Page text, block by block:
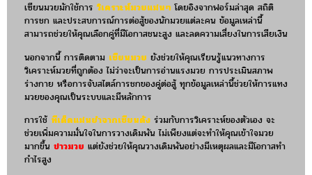
เซียนมวยมักใช้การ วิเคราะห์มวยแม่นๆ โดยอิงจากฟอร์มล่าสุด สถิติ
การชก และประสบการณ์การต่อสู้ของนักมวยแต่ละคน ข้อมูลเหล่านี้
สามารถช่วยให้คุณเลือกคู่ที่มีโอกาสชนะสูง และลดความเสี่ยงในการเสียเงิน
นอกจากนี้ การติดตาม เซียนมวย ยังช่วยให้คุณเรียนรู้แนวทางการ
วิเคราะห์มวยที่ถูกต้อง ไม่ว่าจะเป็นการอ่านแรงมวย การประเมินสภาพ
ร่างกาย หรือการจับสไตล์การชกของคู่ต่อสู้ ทุกข้อมูลเหล่านี้ช่วยให้การแทง
มวยของคุณเป็นระบบและมีหลักการ
การใช้ ทีเด็ดแม่นยำจากเซียนดัง ร่วมกับการวิเคราะห์ของตัวเอง จะ
ช่วยเพิ่มความมั่นใจในการวางเดิมพัน ไม่เพียงแต่จะทำให้คุณเข้าใจมวย
มากขึ้น ข่าวมวย แต่ยังช่วยให้คุณวางเดิมพันอย่างมีเหตุผลและมีโอกาสทำ
กำไรสูง